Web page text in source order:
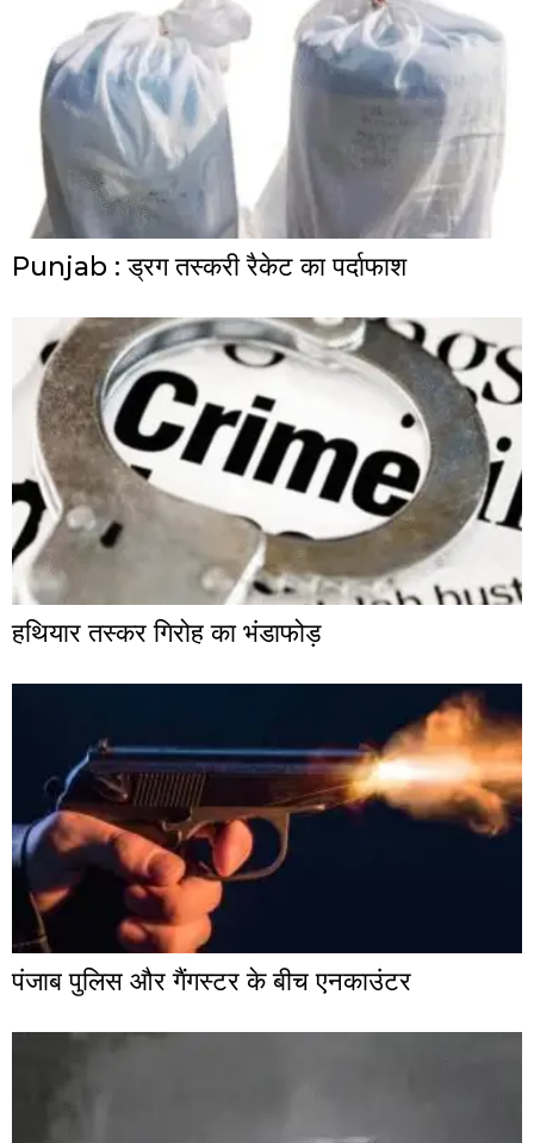
Punjab : ड्रग तस्करी रैकेट का पर्दाफाश
हथियार तस्कर गिरोह का भंडाफोड़
पंजाब पुलिस और गैंगस्टर के बीच एनकाउंटर